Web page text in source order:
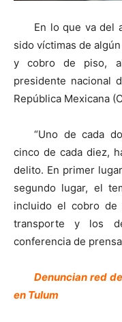
En lo que va del
sido víctimas de
y cobro de piso,
presidente nacional
República Mexicana
“Uno de cada
cinco de cada diez,
delito. En primer
segundo lugar, el
incluido el cobro
transporte y los
conferencia de
Denuncian red
en Tulum